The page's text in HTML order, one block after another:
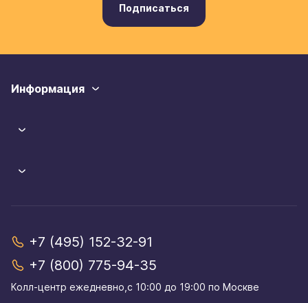
Подписаться
Информация
+7 (495) 152-32-91
+7 (800) 775-94-35
Колл-центр eжедневно,с 10:00 до 19:00 по Москве